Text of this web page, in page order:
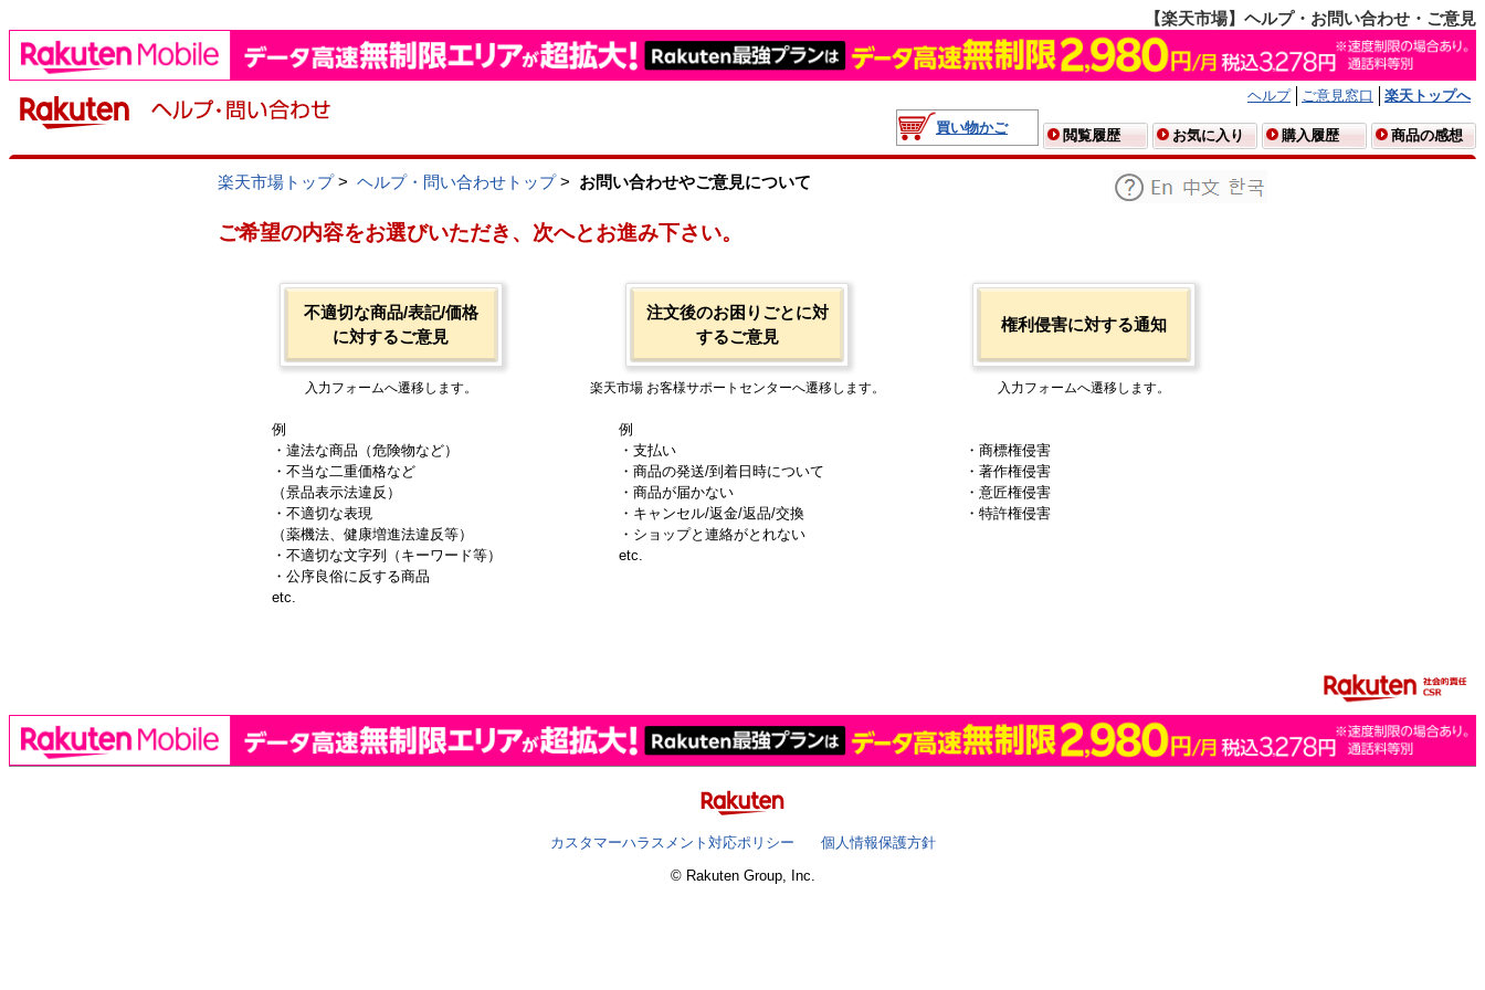
【楽天市場】ヘルプ・お問い合わせ・ご意見
ヘルプ ご意見窓口
楽天トップへ
買い物かご
閲覧履歴 お気に入り 購入履歴 商品の感想
楽天市場トップ> ヘルプ・問い合わせトップ> お問い合わせやご意見について
ご希望の内容をお選びいただき、次へとお進み下さい。
不適切な商品/表記/価格
に対するご意見
入力フォームへ遷移します。
例
・違法な商品（危険物など）
・不当な二重価格など
（景品表示法違反）
・不適切な表現
（薬機法、健康増進法違反等）
・不適切な文字列（キーワード等）
・公序良俗に反する商品
etc.
注文後のお困りごとに対
するご意見
楽天市場 お客様サポートセンターへ遷移します。
例
・支払い
・商品の発送/到着日時について
・商品が届かない
・キャンセル/返金/返品/交換
・ショップと連絡がとれない
etc.
権利侵害に対する通知
入力フォームへ遷移します。
・商標権侵害
・著作権侵害
・意匠権侵害
・特許権侵害
カスタマーハラスメント対応ポリシー
個人情報保護方針
© Rakuten Group, Inc.